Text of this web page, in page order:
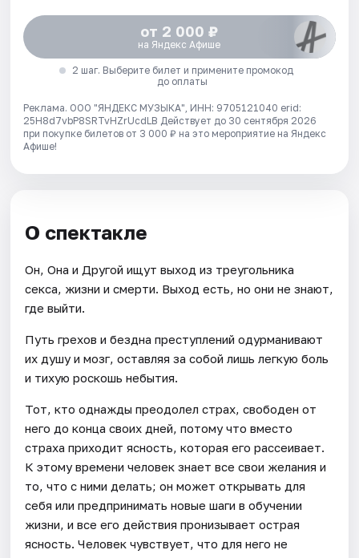
от 2 000 ₽
на Яндекс Афише
2 шаг. Выберите билет и примените промокод
до оплаты
Реклама. ООО "ЯНДЕКС МУЗЫКА", ИНН: 9705121040 erid:
25H8d7vbP8SRTvHZrUcdLB Действует до 30 сентября 2026
при покупке билетов от 3 000 ₽ на это мероприятие на Яндекс
Афише!
О спектакле
Он, Она и Другой ищут выход из треугольника
секса, жизни и смерти. Выход есть, но они не знают,
где выйти.
Путь грехов и бездна преступлений одурманивают
их душу и мозг, оставляя за собой лишь легкую боль
и тихую роскошь небытия.
Тот, кто однажды преодолел страх, свободен от
него до конца своих дней, потому что вместо
страха приходит ясность, которая его рассеивает.
К этому времени человек знает все свои желания и
то, что с ними делать; он может открывать для
себя или предпринимать новые шаги в обучении
жизни, и все его действия пронизывает острая
ясность. Человек чувствует, что для него не